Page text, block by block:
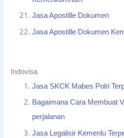
Jasa Apostille Dokumen
Jasa Apostille Dokumen
Indovisa
Jasa SKCK Mabes Polri
Bagaimana Cara Membuat
perjalanan
Jasa Legalisir Kemenlu